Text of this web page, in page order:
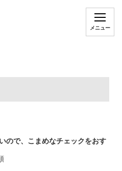
メニュー
ので、こまめなチェックをおす